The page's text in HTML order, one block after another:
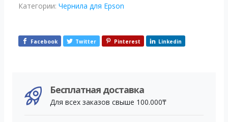
Категории: Чернила для Epson
Facebook Twitter Pinterest Linkedin
Бесплатная доставка
Для всех заказов свыше 100.000₸